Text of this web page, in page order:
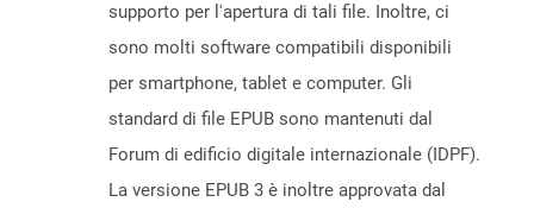
supporto per l'apertura di tali file. Inoltre, ci
sono molti software compatibili disponibili
per smartphone, tablet e computer. Gli
standard di file EPUB sono mantenuti dal
Forum di edificio digitale internazionale (IDPF).
La versione EPUB 3 è inoltre approvata dal